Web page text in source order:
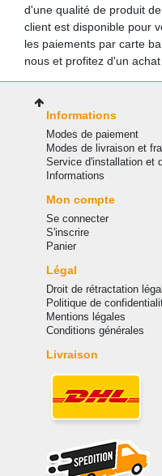
d'une qualité de produit
client est disponible pour
les paiements par carte
nous et profitez d'un
Informations
Modes de paiement
Modes de livraison et
Service d'installation et
Informations
Mon compte
Se connecter
S'inscrire
Panier
Légal
Droit de rétractation légal
Politique de
Mentions légales
Conditions générales
Livraison